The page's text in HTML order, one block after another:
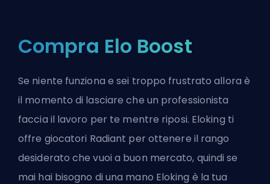
Compra Elo Boost
Se niente funziona e sei troppo frustrato allora è
il momento di lasciare che un professionista
faccia il lavoro per te mentre riposi. Eloking ti
offre giocatori Radiant per ottenere il rango
desiderato che vuoi a buon mercato, quindi se
mai hai bisogno di una mano Eloking è la tua